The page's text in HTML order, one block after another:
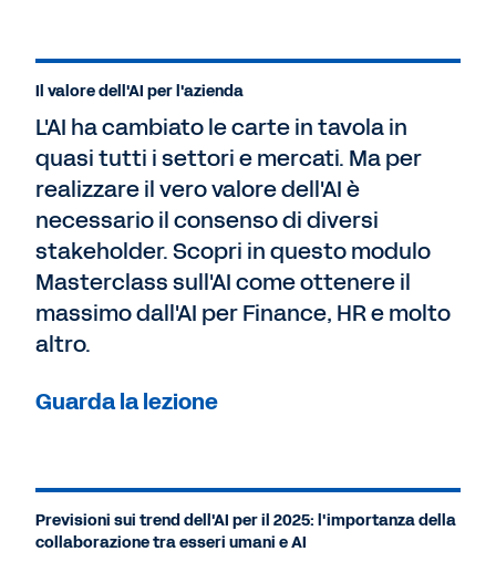
Il valore dell'AI per l'azienda
L'AI ha cambiato le carte in tavola in
quasi tutti i settori e mercati. Ma per
realizzare il vero valore dell'AI è
necessario il consenso di diversi
stakeholder. Scopri in questo modulo
Masterclass sull'AI come ottenere il
massimo dall'AI per Finance, HR e molto
altro.
Guarda la lezione
Previsioni sui trend dell'AI per il 2025: l'importanza della
collaborazione tra esseri umani e AI